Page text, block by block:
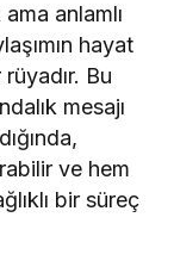
anlamlı
hayat
Bu
mesajı
ve hem
bir süreç